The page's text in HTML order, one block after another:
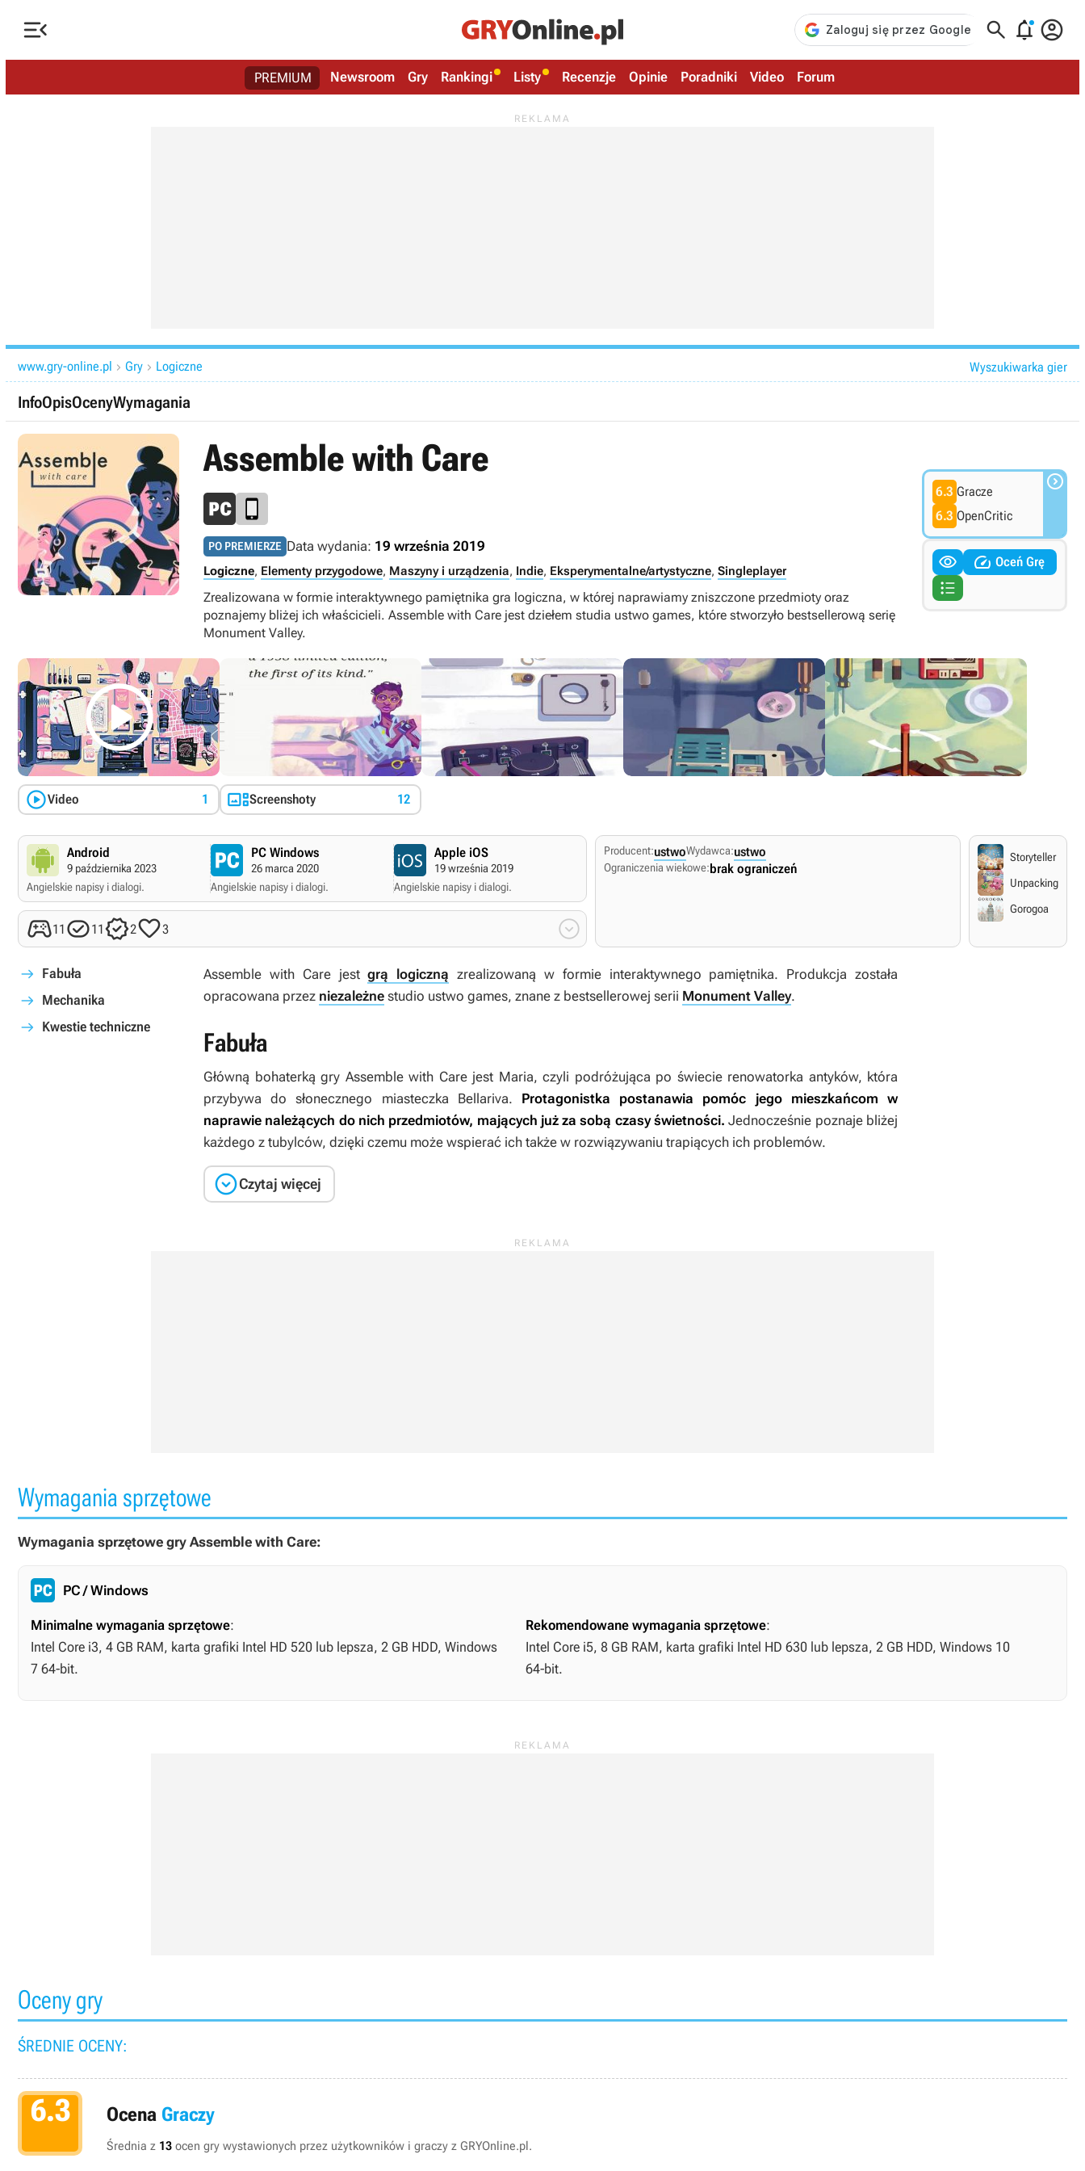
   
PREMIUM Newsroom Gry Rankingi Listy Recenzje Opinie Poradniki Video Forum
www.gry-online.pl  Gry  Logiczne Wyszukiwarka gier
InfoOpisOcenyWymagania
Assemble with Care
PO PREMIERZE Data wydania: 19 września 2019
Logiczne, Elementy przygodowe, Maszyny i urządzenia, Indie, Eksperymentalne/artystyczne, Singleplayer
Zrealizowana w formie interaktywnego pamiętnika gra logiczna, w której naprawiamy zniszczone przedmioty oraz
poznajemy bliżej ich właścicieli. Assemble with Care jest dziełem studia ustwo games, które stworzyło bestsellerową serię
Monument Valley.
6.3 Gracze
6.3 OpenCritic

  Oceń Grę


Video 1 Screenshoty 12
Android
9 października 2023
Angielskie napisy i dialogi.
PC Windows
26 marca 2020
Angielskie napisy i dialogi.
Apple iOS
19 września 2019
Angielskie napisy i dialogi.
11 1123 
Producent:ustwoWydawca:ustwo
Ograniczenia wiekowe:brak ograniczeń
Storyteller
Unpacking
Gorogoa
Fabuła
Mechanika
Kwestie techniczne
Assemble with Carejestgrą logiczną zrealizowaną w formie interaktywnego pamiętnika. Produkcja została
opracowana przez niezależne studio ustwo games, znane z bestsellerowej serii Monument Valley.
Fabuła
Główną bohaterką gry Assemble with Carejest Maria, czyli podróżująca po świecie renowatorka antyków, która
przybywa do słonecznego miasteczka Bellariva. Protagonistka postanawia pomóc jego mieszkańcom w
naprawie należących do nich przedmiotów, mających już za sobą czasy świetności. Jednocześnie poznaje bliżej
każdego z tubylców, dzięki czemu może wspierać ich także w rozwiązywaniu trapiących ich problemów.
Czytaj więcej
Wymagania sprzętowe
Wymagania sprzętowe gry Assemble with Care:
PC / Windows
Minimalne wymagania sprzętowe:
Intel Core i3, 4 GB RAM, karta grafiki Intel HD 520 lub lepsza, 2 GB HDD, Windows
7 64-bit.
Rekomendowane wymagania sprzętowe:
Intel Core i5, 8 GB RAM, karta grafiki Intel HD 630 lub lepsza, 2 GB HDD, Windows 10
64-bit.
Oceny gry
ŚREDNIE OCENY:
6.3 Ocena Graczy
Średnia z 13 ocen gry wystawionych przez użytkowników i graczy z GRYOnline.pl.